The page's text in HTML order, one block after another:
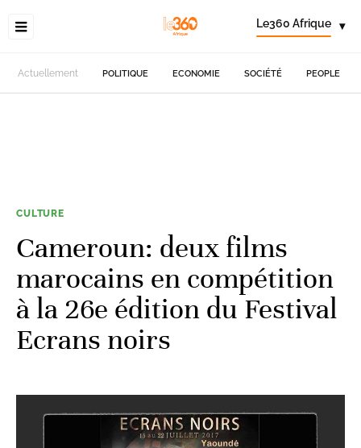
Le360 Afrique ▾
Actuellement POLITIQUE ECONOMIE SOCIÉTÉ PEOPLE
CULTURE
Cameroun: deux films
marocains en compétition
à la 26e édition du Festival
Ecrans noirs